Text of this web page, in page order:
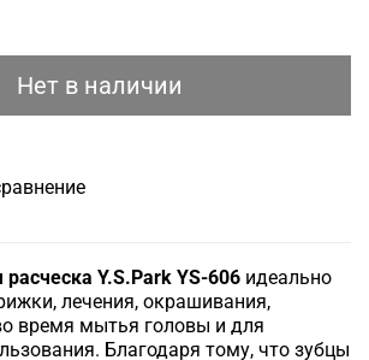
Нет в наличии
Y.S.Park YS-606 идеально
лечения, окрашивания,
время мытья головы и для
Благодаря тому, что зубцы